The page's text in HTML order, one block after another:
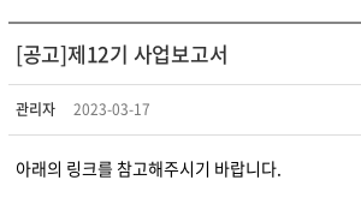
[공고]제12기 사업보고서
관리자 2023-03-17
아래의 링크를 참고해주시기 바랍니다.